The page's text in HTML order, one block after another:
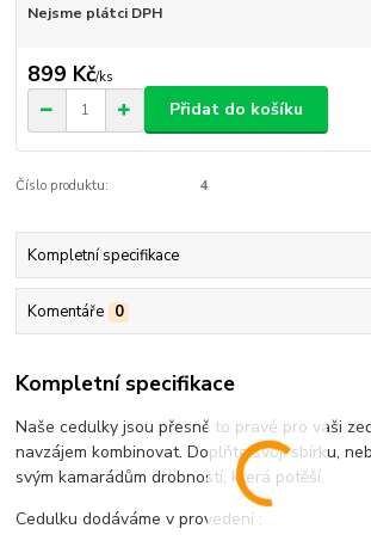
Nejsme plátci DPH
899 Kč/ks
Přidat do košíku
Číslo produktu: 4
Kompletní specifikace
Komentáře 0
Kompletní specifikace
Naše cedulky jsou přesně to pravé pro vaši
navzájem kombinovat. Doplňte svoji sbírku,
svým kamarádům drobností, která potěší.
Cedulku dodáváme v provedení :